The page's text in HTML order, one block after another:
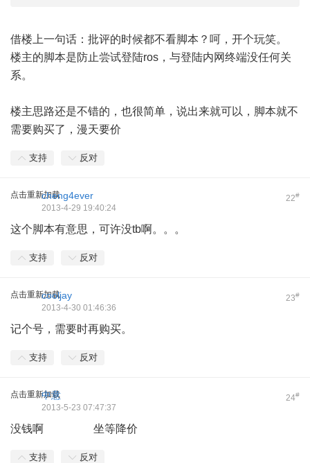
借楼上一句话：批评的时候都不看脚本？呵，开个玩笑。
楼主的脚本是防止尝试登陆ros，与登陆内网终端没任何关
系。
楼主思路还是不错的，也很简单，说出来就可以，脚本就不
需要购买了，漫天要价
支持 反对
点击重新加载 22#
cheng4ever
2013-4-29 19:40:24
这个脚本有意思，可许没tb啊。。。
支持 反对
点击重新加载 23#
cooljay
2013-4-30 01:46:36
记个号，需要时再购买。
支持 反对
点击重新加载 24#
中意
2013-5-23 07:47:37
没钱啊 坐等降价
支持 反对